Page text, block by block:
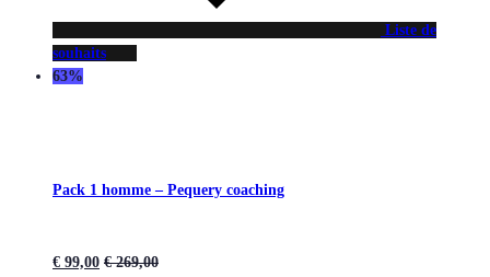
Liste de
souhaits
63%
Pack 1 homme – Pequery coaching
€ 99,00 €269,00